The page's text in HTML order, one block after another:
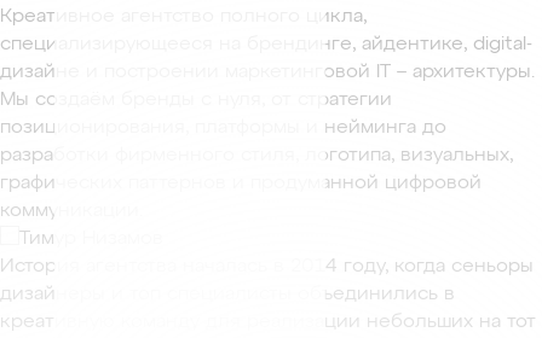
Креативное агентство полного цикла,
специализирующееся на брендинге, айдентике, digital-
дизайне и построении маркетинговой IT – архитектуры.
Мы создаём бренды с нуля, от стратегии
позиционирования, платформы и нейминга до
разработки фирменного стиля, логотипа, визуальных,
графических паттернов и продуманной цифровой
коммуникации.
История агентства началась в 2014 году, когда сеньоры
дизайнеры и топ специалисты объединились в
креативную команду для реализации небольших на тот